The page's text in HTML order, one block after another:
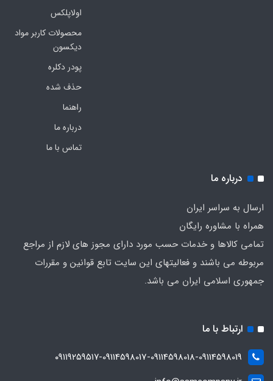
اولاپلکس
محصولات کاربر مواد
دیکسون
پودر دکلره
حذف شده
راهنما
درباره ما
تماس با ما
درباره ما
ارسال به سراسر ایران
همراه با مشاوره رایگان
تمامی کالاها و خدمات حسب مورد دارای مجوز های لازم از مراجع
مربوطه می باشند و فعالیتهای این سایت تابع قوانین و مقررات
جمهوری اسلامی ایران می باشد.
ارتباط با ما
۰۹۱۱۹۲۵۹۵۱۷-09114598017-09114598018-09114598019